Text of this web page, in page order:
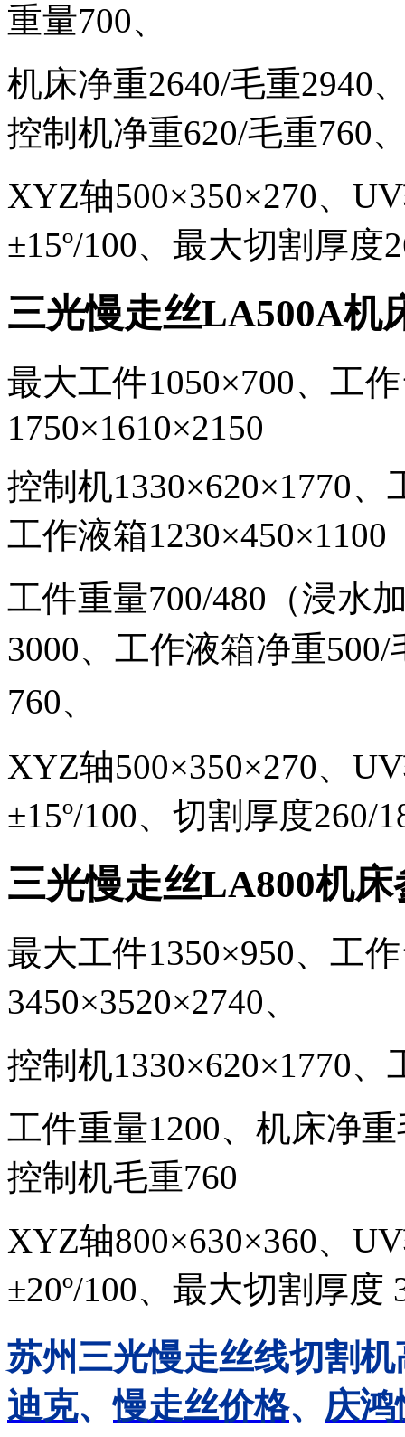
重量700、
机床净重2640/毛重2940
控制机净重620/毛重760
XYZ轴500×350×270、UV
±15º/100、 最大切割厚度
三光慢走丝LA500A机
最大工件1050×700、 工
1750×1610×2150
控制机1330×620×1770、
工作液箱1230×450×1100
工件重量700/480（浸水
3000、 工作液箱净重500/
760、
XYZ轴500×350×270、UV
±15º/100、 切割厚度260/
三光慢走丝LA800机床
最大工件1350×950、 工
3450×3520×2740、
控制机1330×620×1770、
工件重量1200、 机床净
控制机毛重760
XYZ轴800×630×360、UV
±20º/100、 最大切割厚度
苏州三光慢走丝线切割
迪克、慢走丝价格、 庆鸿